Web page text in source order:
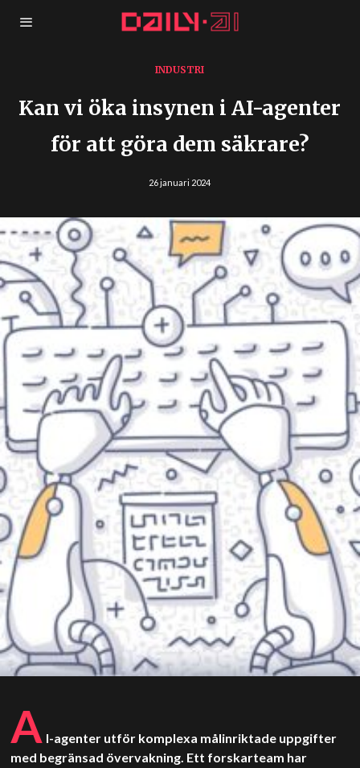
INDUSTRI
Kan vi öka insynen i AI-agenter
för att göra dem säkrare?
26 januari 2024
A I-agenter utför komplexa målinriktade uppgifter
med begränsad övervakning. Ett forskarteam har